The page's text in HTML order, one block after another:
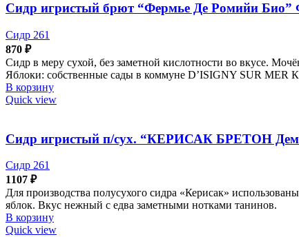
Сидр игристый брют “Фермье Де Ромийи Био”
Сидр 261
870 ₽
Сидр в меру сухой, без заметной кислотности во вкусе.
Яблоки: собственные сады в коммуне D’ISIGNY SUR MER
В корзину
Quick view
Сидр игристый п/сух. “КЕРИСАК БРЕТОН
Сидр 261
1107 ₽
Для производства полусухого сидра «Керисак»
яблок. Вкус нежный с едва заметными нотками танинов.
В корзину
Quick view